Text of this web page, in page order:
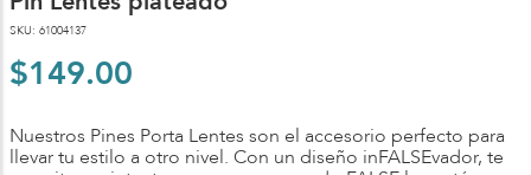
SKU: 61004137
$149.00
Nuestros Pines Porta Lentes son el accesorio perfecto para
llevar tu estilo a otro nivel. Con un diseño inFALSEvador, te